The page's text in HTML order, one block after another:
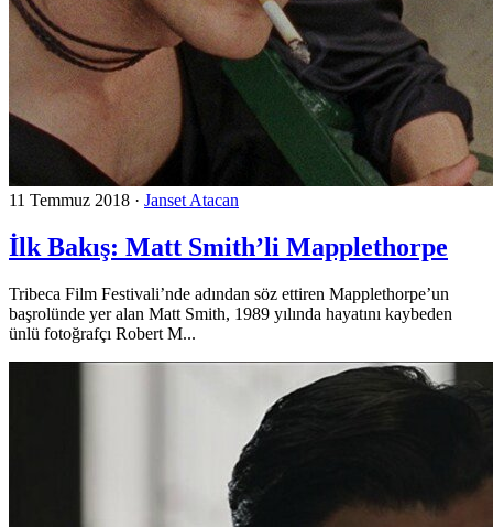
11 Temmuz 2018 · Janset Atacan
İlk Bakış: Matt Smith’li Mapplethorpe
Tribeca Film Festivali’nde adından söz ettiren Mapplethorpe’un
başrolünde yer alan Matt Smith, 1989 yılında hayatını kaybeden
ünlü fotoğrafçı Robert M...